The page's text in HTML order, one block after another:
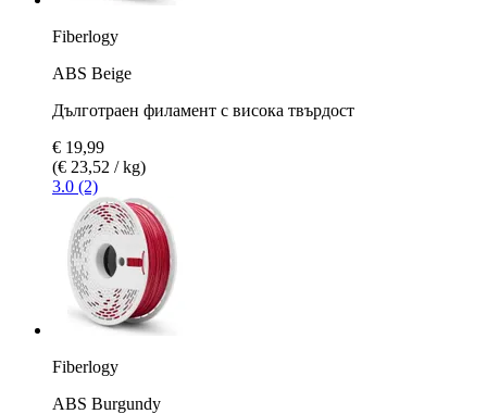
Fiberlogy
ABS Beige
Дълготраен филамент с висока твърдост
€ 19,99
(€ 23,52 / kg)
3.0 (2)
Fiberlogy
ABS Burgundy